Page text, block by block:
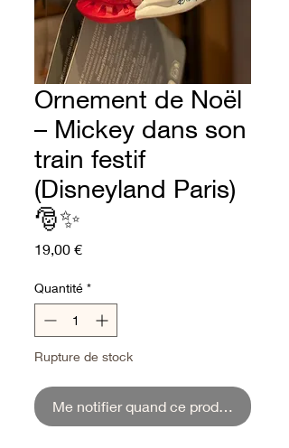
Ornement de Noël
– Mickey dans son
train festif
(Disneyland Paris)
🎅✨
19,00 €Prix
Quantité *
Rupture de stock
Me notifier quand ce produit sera de